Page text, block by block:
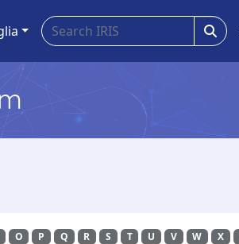
O P Q R S T U V W X